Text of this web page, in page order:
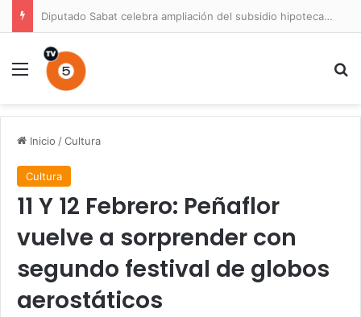
Diputado Sabat celebra ampliación del subsidio hipotecario con viviendas de hasta 6.000 UF
Menú
Inicio /Cultura
Cultura
11 Y 12 Febrero: Peñaflor
vuelve a sorprender con
segundo festival de globos
aerostáticos